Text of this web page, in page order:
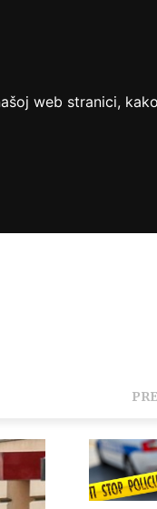
web stranici,